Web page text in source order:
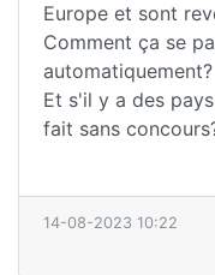
Europe et sont
Comment ça se
automatiquement?
Et s'il y a des
fait sans
14-08-2023 10:22